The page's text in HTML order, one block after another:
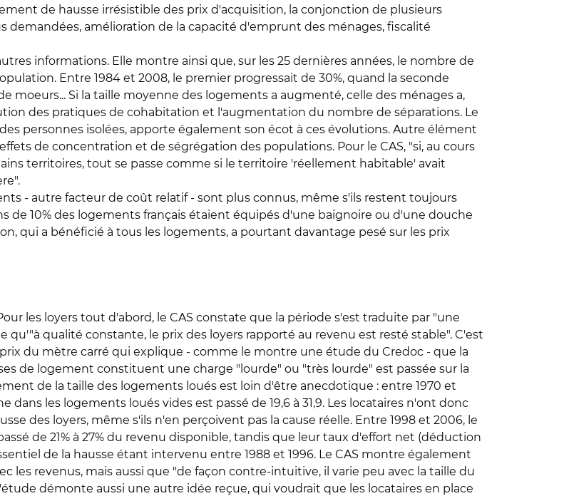
de hausse irrésistible des prix d'acquisition, la conjonction de plusieurs
demandées, amélioration de la capacité d'emprunt des ménages, fiscalité
informations. Elle montre ainsi que, sur les 25 dernières années, le nombre de
Entre 1984 et 2008, le premier progressait de 30%, quand la seconde
moeurs... Si la taille moyenne des logements a augmenté, celle des ménages a,
des pratiques de cohabitation et l'augmentation du nombre de séparations. Le
personnes isolées, apporte également son écot à ces évolutions. Autre élément
de concentration et de ségrégation des populations. Pour le CAS, "si, au cours
territoires, tout se passe comme si le territoire 'réellement habitable' avait
- autre facteur de coût relatif - sont plus connus, même s'ils restent toujours
de 10% des logements français étaient équipés d'une baignoire ou d'une douche
qui a bénéficié à tous les logements, a pourtant davantage pesé sur les prix
les loyers tout d'abord, le CAS constate que la période s'est traduite par "une
qu'"à qualité constante, le prix des loyers rapporté au revenu est resté stable". C'est
du mètre carré qui explique - comme le montre une étude du Credoc - que la
de logement constituent une charge "lourde" ou "très lourde" est passée sur la
de la taille des logements loués est loin d'être anecdotique : entre 1970 et
les logements loués vides est passé de 19,6 à 31,9. Les locataires n'ont donc
des loyers, même s'ils n'en perçoivent pas la cause réelle. Entre 1998 et 2006, le
de 21% à 27% du revenu disponible, tandis que leur taux d'effort net (déduction
de la hausse étant intervenu entre 1988 et 1996. Le CAS montre également
revenus, mais aussi que "de façon contre-intuitive, il varie peu avec la taille du
démonte aussi une autre idée reçue, qui voudrait que les locataires en place